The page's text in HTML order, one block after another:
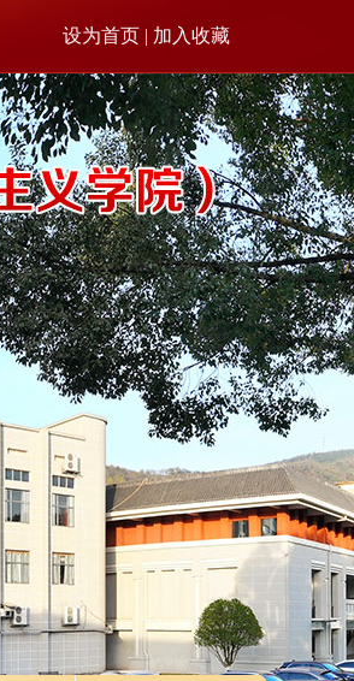
设为首页 | 加入收藏